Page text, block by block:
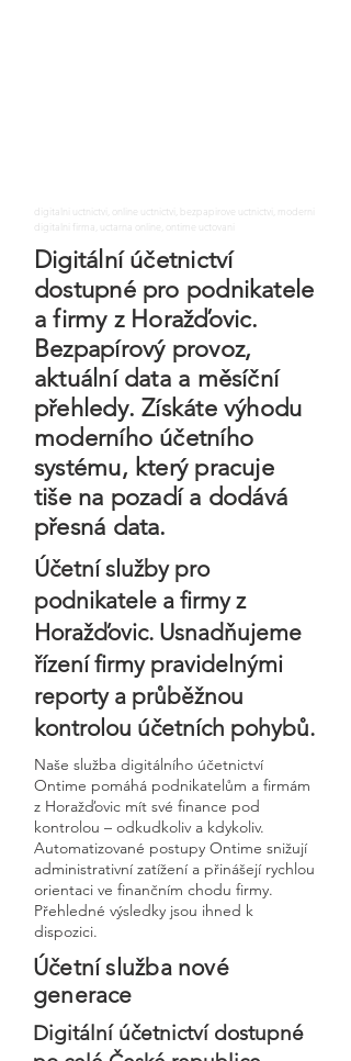
digitalni uctnictvi, online uctnictvi, bezpapirove uctnictvi, moderni
digitalni firma, uctarna online, ontime uctovani
Digitální účetnictví
dostupné pro podnikatele
a firmy z Horažďovic.
Bezpapírový provoz,
aktuální data a měsíční
přehledy. Získáte výhodu
moderního účetního
systému, který pracuje
tiše na pozadí a dodává
přesná data.
Účetní služby pro
podnikatele a firmy z
Horažďovic. Usnadňujeme
řízení firmy pravidelnými
reporty a průběžnou
kontrolou účetních pohybů.
Naše služba digitálního účetnictví
Ontime pomáhá podnikatelům a firmám
z Horažďovic mít své finance pod
kontrolou – odkudkoliv a kdykoliv.
Automatizované postupy Ontime snižují
administrativní zatížení a přinášejí rychlou
orientaci ve finančním chodu firmy.
Přehledné výsledky jsou ihned k
dispozici.
Účetní služba nové
generace
Digitální účetnictví dostupné